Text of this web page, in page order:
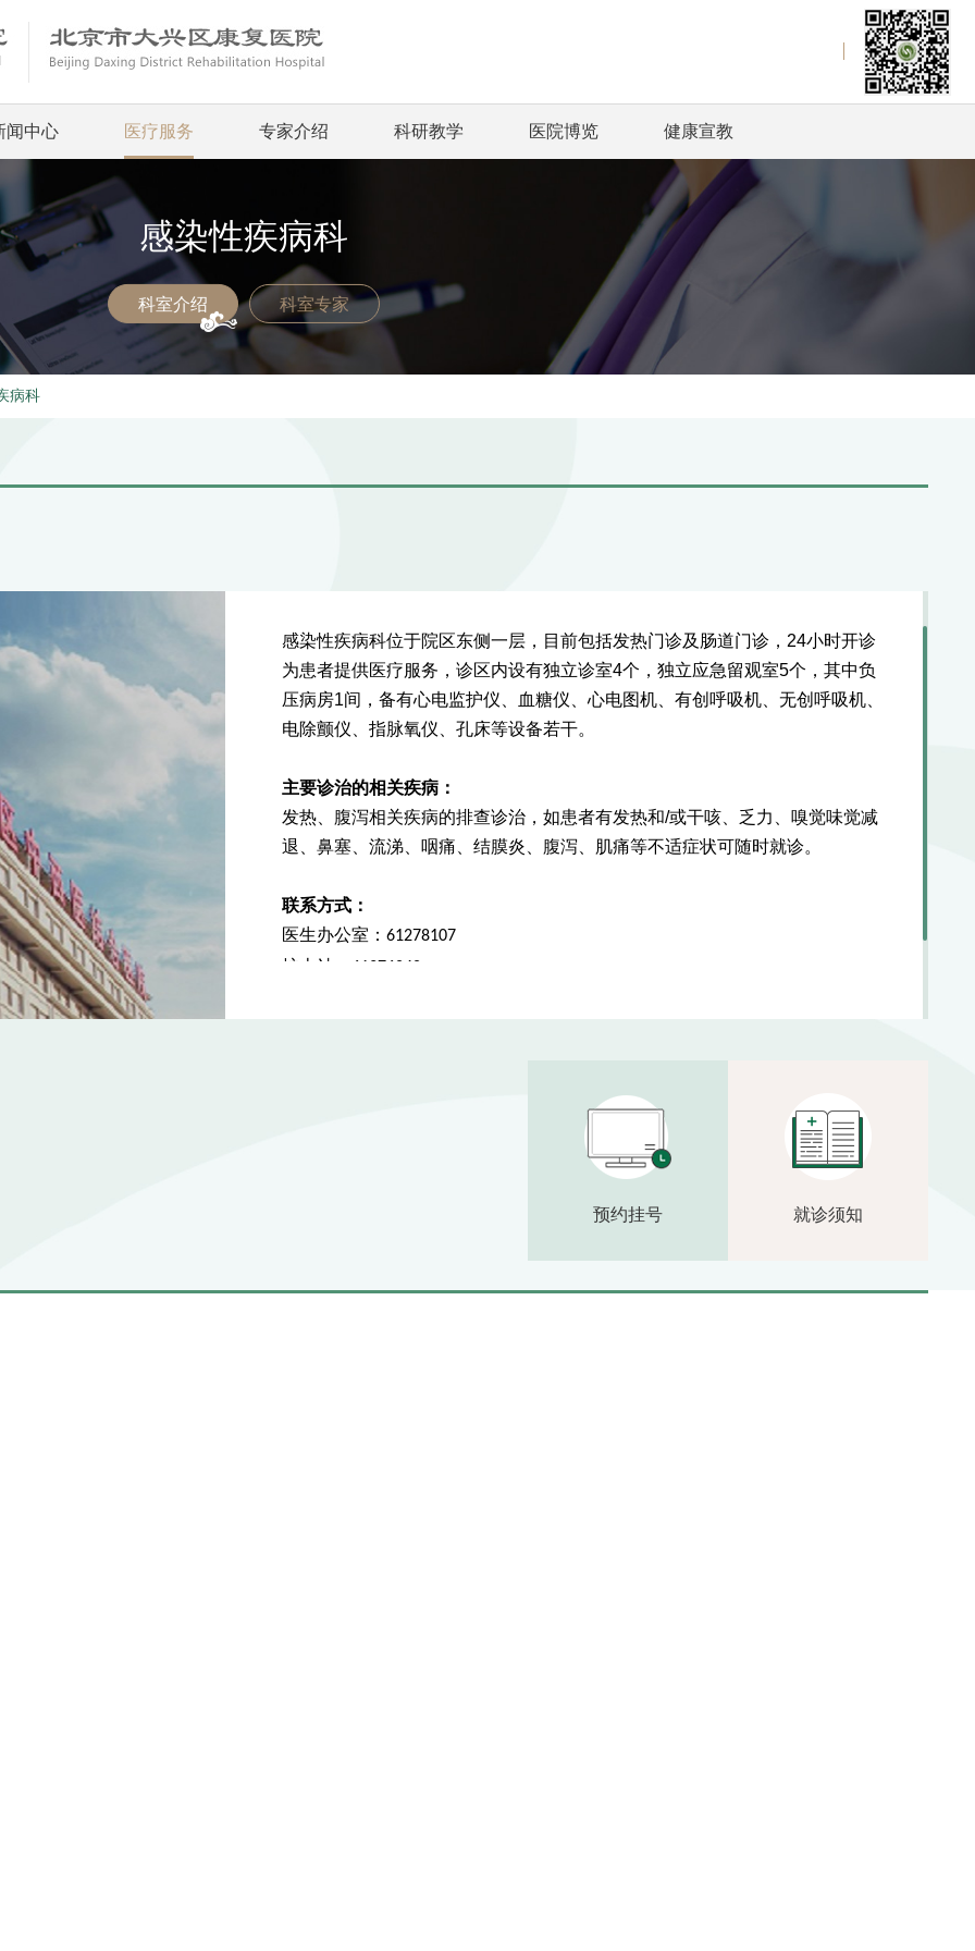
闻中心 医疗服务 专家介绍 科研教学 医院博览 健康宣教
感染性疾病科
科室介绍 科室专家
病科
感染性疾病科位于院区东侧一层，目前包括发热门诊及肠道门诊 ，24小时开诊
为患者提供医疗服务，诊区内设有独立诊室4个，独立应急留观室5个，其中负
压病房1间，备有心电监护仪、血糖仪、心电图机、有创呼吸机、无创呼吸机、
电除颤仪、指脉氧仪、孔床等设备若干。
主要诊治的相关疾病：
发热、腹泻相关疾病的排查诊治，如患者有发热和/或干咳、乏力、嗅觉味觉减
退、鼻塞、流涕、咽痛、结膜炎、腹泻、肌痛等不适症状可随时就诊。
联系方式：
医生办公室：61278107
护士站：
预约挂号 就诊须知